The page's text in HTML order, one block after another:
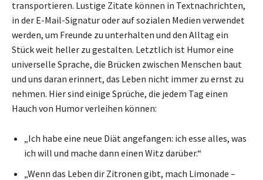
transportieren. Lustige Zitate können in Textnachrichten,
in der E-Mail-Signatur oder auf sozialen Medien verwendet
werden, um Freunde zu unterhalten und den Alltag ein
Stück weit heller zu gestalten. Letztlich ist Humor eine
universelle Sprache, die Brücken zwischen Menschen baut
und uns daran erinnert, das Leben nicht immer zu ernst zu
nehmen. Hier sind einige Sprüche, die jedem Tag einen
Hauch von Humor verleihen können:
„Ich habe eine neue Diät angefangen: ich esse alles, was
ich will und mache dann einen Witz darüber.“
„Wenn das Leben dir Zitronen gibt, mach Limonade –